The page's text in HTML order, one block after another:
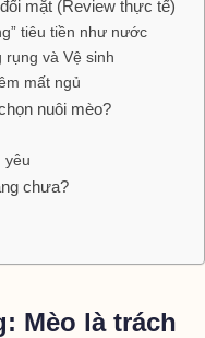
mặt (Review thực tế)
tiêu tiền như nước
rụng và Vệ sinh
mất ngủ
nuôi mèo?
yêu
chưa?
Mèo là trách